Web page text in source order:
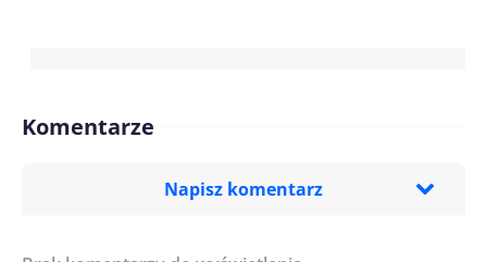
Komentarze
Napisz komentarz